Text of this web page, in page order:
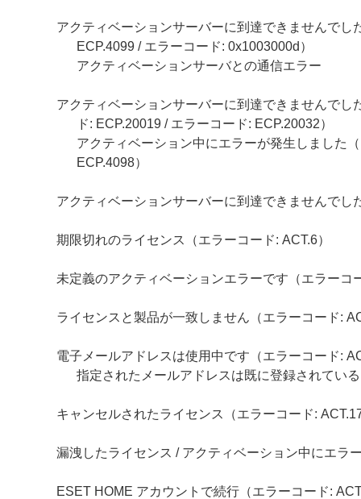
アクティベーションサーバーに到達できませんでし
ECP.4099 / エラーコード: 0x1003000d）
アクティベーションサーバとの通信エラー
アクティベーションサーバーに到達できませんでし
ド: ECP.20019 / エラーコード: ECP.20032）
アクティベーション中にエラーが発生しました
ECP.4098）
アクティベーションサーバーに到達できませんでし
期限切れのライセンス（エラーコード: ACT.6）
未定義のアクティベーションエラーです（エラーコ
ライセンスと製品が一致しません（エラーコード:
電子メールアドレスは使用中です（エラーコード:
指定されたメールアドレスは既に登録されている
キャンセルされたライセンス（エラーコード:
漏洩したライセンス / アクティベーション中にエラ
ESET HOME アカウントで続行（エラーコード: